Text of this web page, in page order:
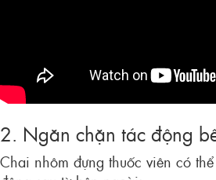
2. Ngăn chặn tác động
Chai nhôm đựng thuốc viên có